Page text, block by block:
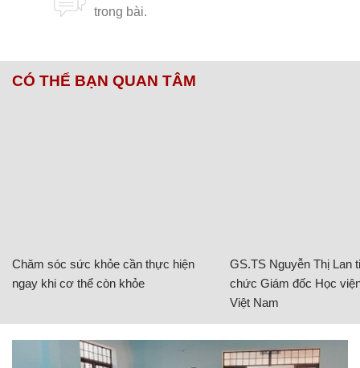
CÓ THỂ BẠN QUAN TÂM
Chăm sóc sức khỏe cần thực hiện
ngay khi cơ thể còn khỏe
GS.TS Nguyễn Thị Lan
chức Giám đốc Học
Việt Nam